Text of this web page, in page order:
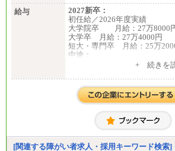
給与
2027新卒：
初任給／2026年度実績
大学院卒 月給：27万8000
大学卒 月給：27万4000円
短大・専門卒 月給：25万
中途：
※職務経験等を考慮し決定い
※試用期間中も給与に変更は
+ 続きを
[関連する障がい者求人・採用キーワード検索]